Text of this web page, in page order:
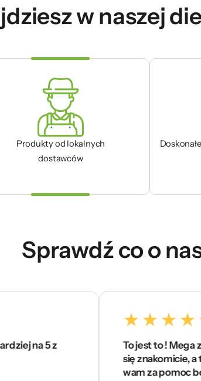
w naszej
Produkty od lokalnych
dostawców
Sprawdź co o
5 z
To jest to ! Mega
się znakomicie, a to
wam za pomoc bo przy